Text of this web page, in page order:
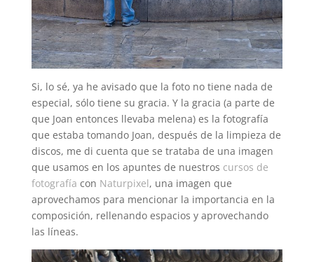
Si, lo sé, ya he avisado que la foto no tiene nada de
especial, sólo tiene su gracia. Y la gracia (a parte de
que Joan entonces llevaba melena) es la fotografía
que estaba tomando Joan, después de la limpieza de
discos, me di cuenta que se trataba de una imagen
que usamos en los apuntes de nuestros cursos de
fotografía con Naturpixel, una imagen que
aprovechamos para mencionar la importancia en la
composición, rellenando espacios y aprovechando
las líneas.